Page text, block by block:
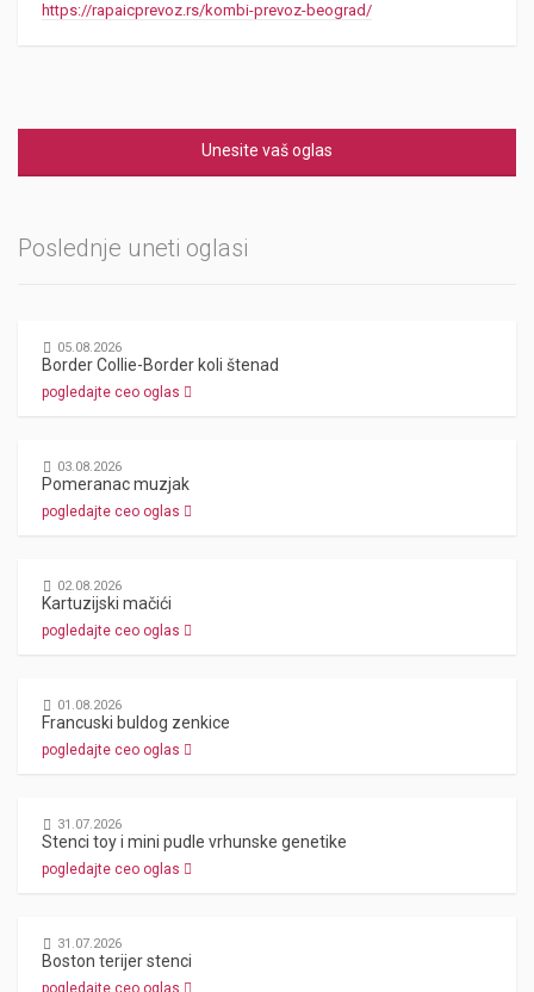
https://rapaicprevoz.rs/kombi-prevoz-beograd/
Unesite vaš oglas
Poslednje uneti oglasi
05.08.2026
Border Collie-Border koli štenad
pogledajte ceo oglas
03.08.2026
Pomeranac muzjak
pogledajte ceo oglas
02.08.2026
Kartuzijski mačići
pogledajte ceo oglas
01.08.2026
Francuski buldog zenkice
pogledajte ceo oglas
31.07.2026
Stenci toy i mini pudle vrhunske genetike
pogledajte ceo oglas
31.07.2026
Boston terijer stenci
pogledajte ceo oglas